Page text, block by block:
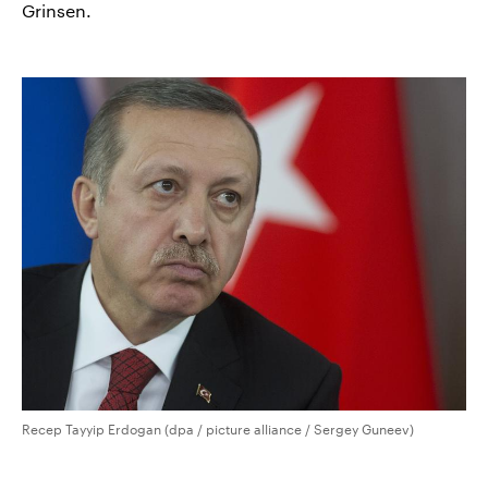
Grinsen.
Recep Tayyip Erdogan (dpa / picture alliance / Sergey Guneev)